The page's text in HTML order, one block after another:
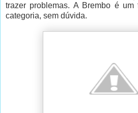
trazer problemas. A Brembo é um
categoria, sem dúvida.